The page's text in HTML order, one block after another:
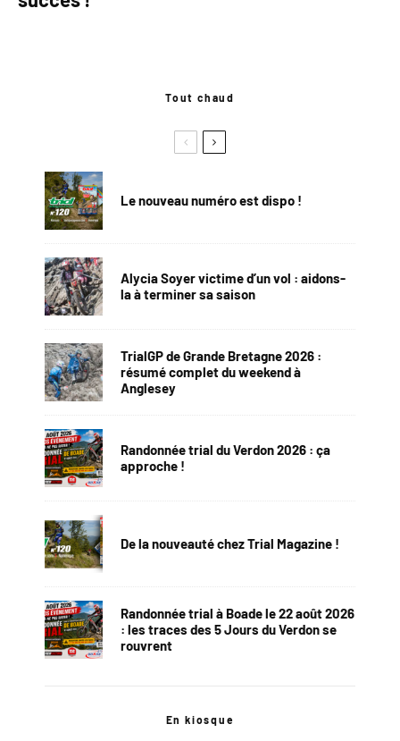
Tout chaud
Le nouveau numéro est dispo !
Alycia Soyer victime d’un vol : aidons-
la à terminer sa saison
TrialGP de Grande Bretagne 2026 :
résumé complet du weekend à
Anglesey
Randonnée trial du Verdon 2026 : ça
approche !
De la nouveauté chez Trial Magazine !
Randonnée trial à Boade le 22 août 2026
: les traces des 5 Jours du Verdon se
rouvrent
En kiosque